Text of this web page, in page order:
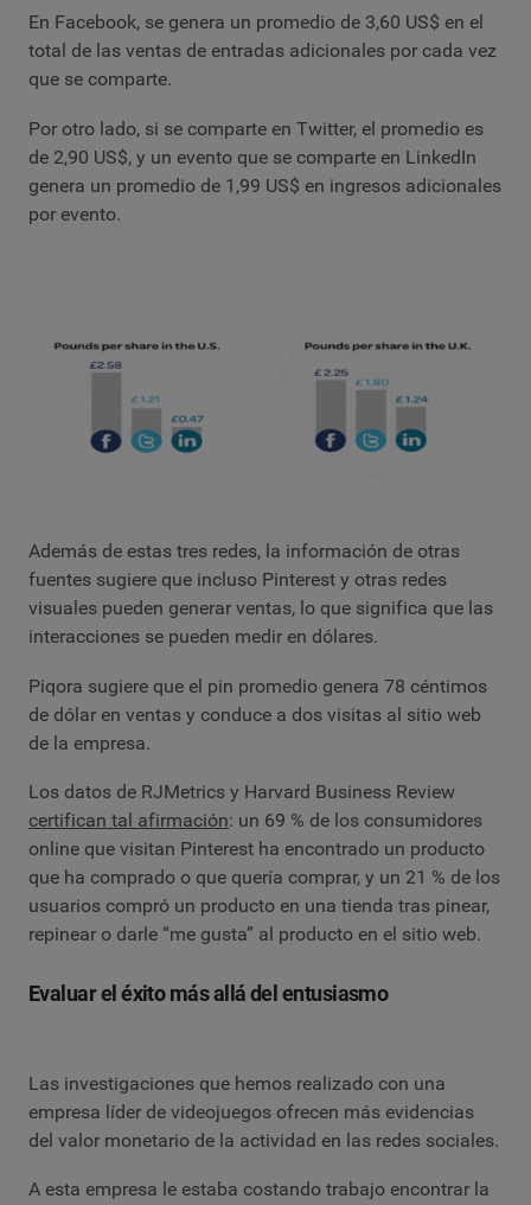
En Facebook, se genera un promedio de 3,60 US$ en el
total de las ventas de entradas adicionales por cada vez
que se comparte.
Por otro lado, si se comparte en Twitter, el promedio es
de 2,90 US$, y un evento que se comparte en LinkedIn
genera un promedio de 1,99 US$ en ingresos adicionales
por evento.
Además de estas tres redes, la información de otras
fuentes sugiere que incluso Pinterest y otras redes
visuales pueden generar ventas, lo que significa que las
interacciones se pueden medir en dólares.
Piqora sugiere que el pin promedio genera 78 céntimos
de dólar en ventas y conduce a dos visitas al sitio web
de la empresa.
Los datos de RJMetrics y Harvard Business Review
certifican tal afirmación: un 69 % de los consumidores
online que visitan Pinterest ha encontrado un producto
que ha comprado o que quería comprar, y un 21 % de los
usuarios compró un producto en una tienda tras pinear,
repinear o darle “me gusta” al producto en el sitio web.
Evaluar el éxito más allá del entusiasmo
Las investigaciones que hemos realizado con una
empresa líder de videojuegos ofrecen más evidencias
del valor monetario de la actividad en las redes sociales.
A esta empresa le estaba costando trabajo encontrar la